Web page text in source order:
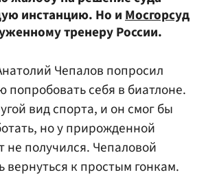
инстанцию. Но иМосгорсуд
тренеру России.
Чепалов попросил
себя в биатлоне.
вид спорта, и он смог бы
но у прирожденной
получился. Чепаловой
вернуться к простым гонкам.